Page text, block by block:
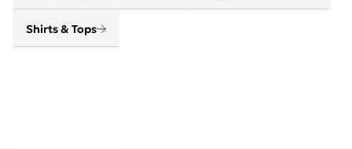
Shirts & Tops